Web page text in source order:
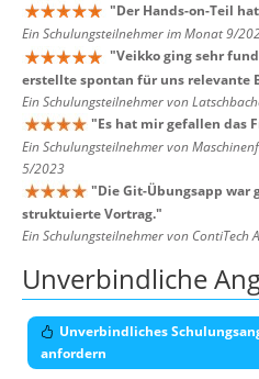
"Der Hands-on-Teil
Ein Schulungsteilnehmer im Monat 9/
"Veikko ging sehr
erstellte spontan für uns relevante
Ein Schulungsteilnehmer von
"Es hat mir gefallen das
Ein Schulungsteilnehmer von
5/2023
"Die Git-Übungsapp war
struktuierte Vortrag."
Ein Schulungsteilnehmer von ContiTech
Unverbindliche
Unverbindliches
anfordern